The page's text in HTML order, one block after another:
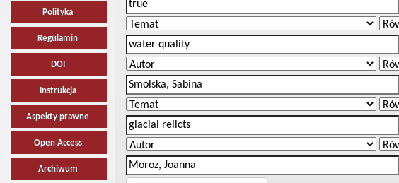
Polityka
Regulamin
DOI
Instrukcja
Aspekty prawne
Open Access
Archiwum